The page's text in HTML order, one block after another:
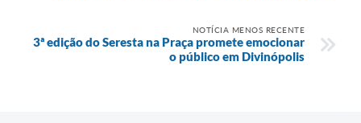
NOTÍCIA MENOS RECENTE
3ª edição do Seresta na Praça promete emocionar
o público em Divinópolis